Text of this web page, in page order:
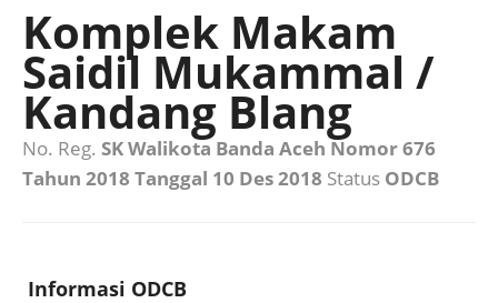
Komplek Makam
Saidil Mukammal /
Kandang Blang
No. Reg. SK Walikota Banda Aceh Nomor 676
Tahun 2018 Tanggal 10 Des 2018 Status ODCB
Informasi ODCB